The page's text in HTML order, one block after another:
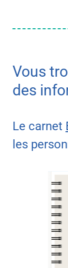
Vous
des
Le carnet
les